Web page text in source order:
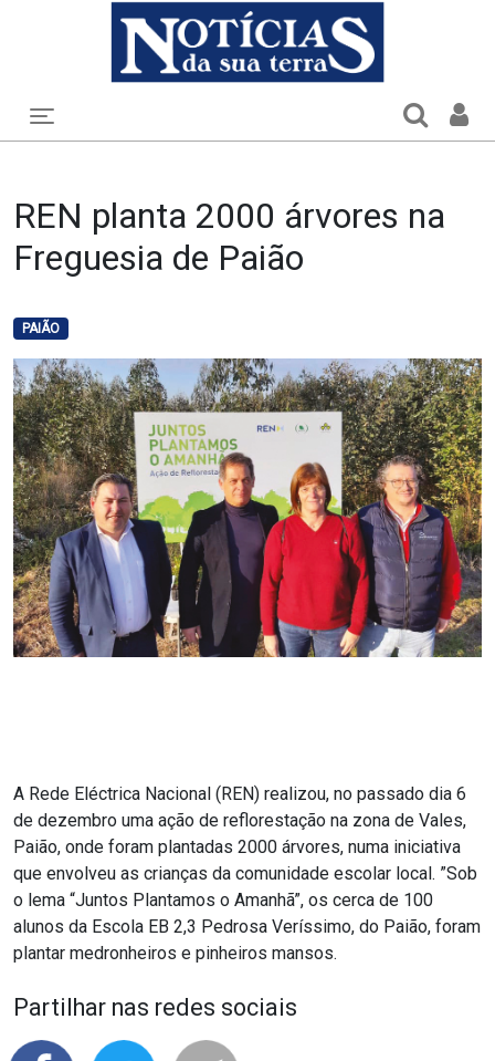
Toggle navigation
REN planta 2000 árvores na
Freguesia de Paião
PAIÃO
A Rede Eléctrica Nacional (REN) realizou, no passado dia 6
de dezembro uma ação de reflorestação na zona de Vales,
Paião, onde foram plantadas 2000 árvores, numa iniciativa
que envolveu as crianças da comunidade escolar local. ”Sob
o lema “Juntos Plantamos o Amanhã”, os cerca de 100
alunos da Escola EB 2,3 Pedrosa Veríssimo, do Paião, foram
plantar medronheiros e pinheiros mansos.
Partilhar nas redes sociais